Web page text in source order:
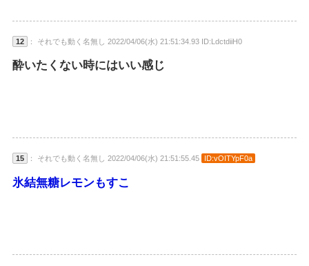
12 ： それでも動く名無し 2022/04/06(水) 21:51:34.93 ID:LdctdiiH0
酔いたくない時にはいい感じ
15 ： それでも動く名無し 2022/04/06(水) 21:51:55.45 ID:vOITYpF0a
氷結無糖レモンもすこ